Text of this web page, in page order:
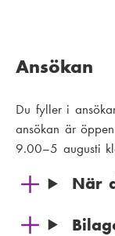
Ansökan
Du fyller i
ansökan är
9.00–5 augusti
När